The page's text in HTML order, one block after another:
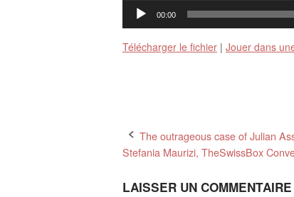
Lecteur
audio
00:00
Télécharger le fichier | Jouer dans
Post
The outrageous case of Julian
Stefania Maurizi, TheSwissBox
LAISSER UN COMMENTAIRE